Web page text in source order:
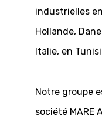
industrielles
Hollande,
Italie, en
Notre groupe
société MARE